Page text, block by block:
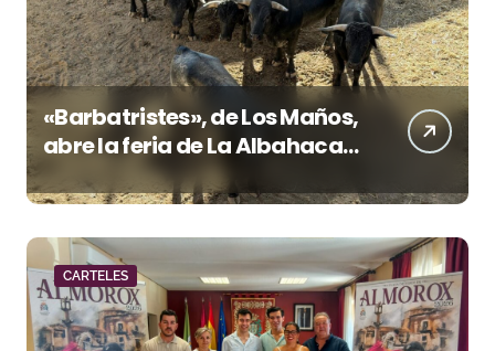
«Barbatristes», de Los Maños,
abre la feria de La Albahaca
de Huesca
CARTELES